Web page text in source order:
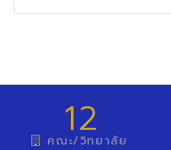
12
คณะ/วิทยาลัย